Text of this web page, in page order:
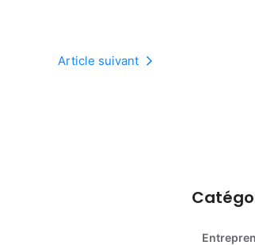
Article suivant